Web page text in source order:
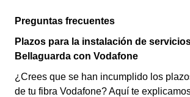
Preguntas frecuentes
Plazos para la instalación de
Bellaguarda con Vodafone
¿Crees que se han incumplido los
de tu fibra Vodafone? Aquí te